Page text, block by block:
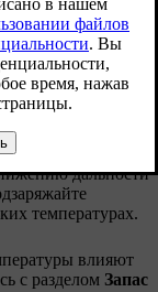
in hybrid, и
дальности
температурах.
влияют
с разделом Запас